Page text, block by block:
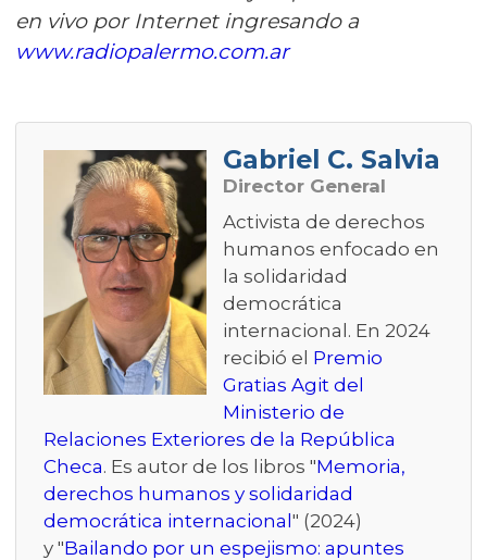
en vivo por Internet ingresando a
www.radiopalermo.com.ar
Gabriel C. Salvia
Director General
Activista de derechos
humanos enfocado en
la solidaridad
democrática
internacional. En 2024
recibió el Premio
Gratias Agit del
Ministerio de
Relaciones Exteriores de la República
Checa. Es autor de los libros "Memoria,
derechos humanos y solidaridad
democrática internacional " (2024)
y "Bailando por un espejismo: apuntes